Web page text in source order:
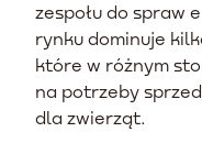
zespołu do spraw
rynku dominuje
które w różnym
na potrzeby
dla zwierząt.